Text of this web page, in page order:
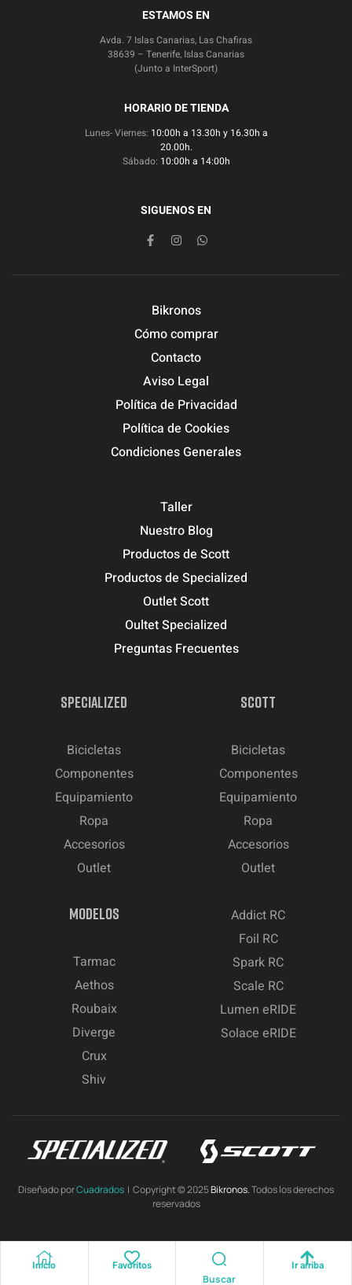
Inicio Favoritos
Buscar
Ir arriba
ESTAMOS EN
Avda. 7 Islas Canarias, Las Chafiras
38639 – Tenerife, Islas Canarias
(Junto a InterSport)
HORARIO DE TIENDA
Lunes- Viernes: 10:00h a 13.30h y 16.30h a
20.00h.
Sábado: 10:00h a 14:00h
SIGUENOS EN
Bikronos
Cómo comprar
Contacto
Aviso Legal
Política de Privacidad
Política de Cookies
Condiciones Generales
Taller
Nuestro Blog
Productos de Scott
Productos de Specialized
Outlet Scott
Oultet Specialized
Preguntas Frecuentes
SPECIALIZED
Bicicletas
Componentes
Equipamiento
Ropa
Accesorios
Outlet
SCOTT
Bicicletas
Componentes
Equipamiento
Ropa
Accesorios
Outlet
MODELOS
Tarmac
Aethos
Roubaix
Diverge
Crux
Shiv
Addict RC
Foil RC
Spark RC
Scale RC
Lumen eRIDE
Solace eRIDE
Diseñado porCuadrados | Copyright © 2025Bikronos.Todos los derechos
reservados